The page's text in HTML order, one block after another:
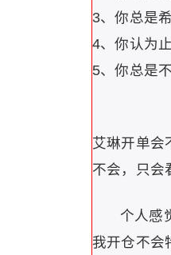
3、你总是
4、你认为
5、你总是
艾琳开单会
不会，只会
个人感
我开仓不会